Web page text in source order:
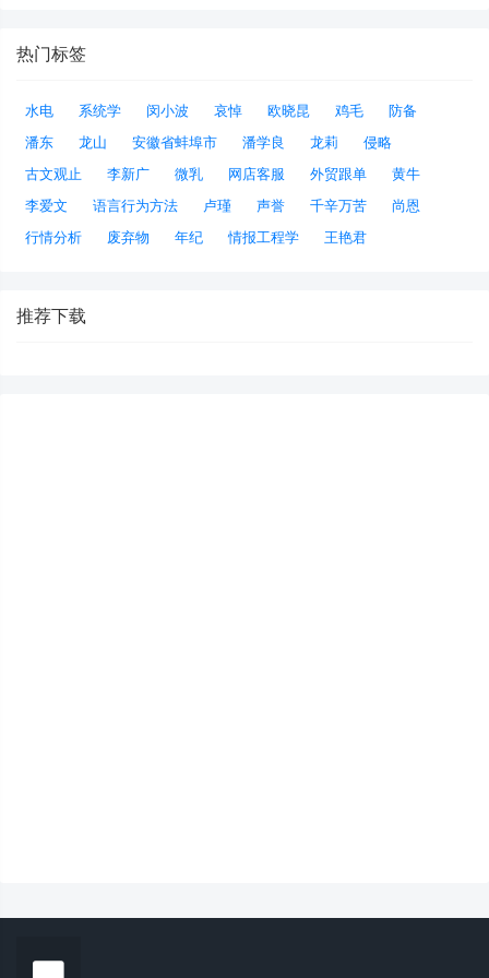
热门标签
水电 系统学 闵小波 哀悼 欧晓昆 鸡毛
防备
潘东
龙山 安徽省蚌埠市 潘学良 龙莉
侵略
古文观止
李新广 微乳 网店客服 外贸跟单
黄牛
李爱文
语言行为方法 卢瑾 声誉 千辛万苦
尚恩
行情分析
废弃物 年纪 情报工程学 王艳君
推荐下载